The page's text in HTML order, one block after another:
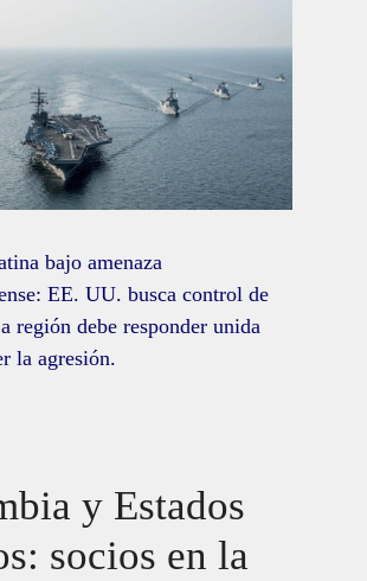
bajo amenaza
EE. UU. busca control de
región debe responder unida
la agresión.
y Estados
socios en la